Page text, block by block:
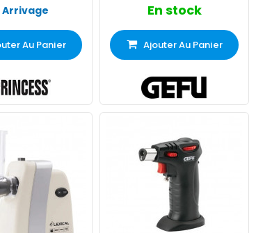
Arrivage
Au Panier
En stock
Ajouter Au Panier